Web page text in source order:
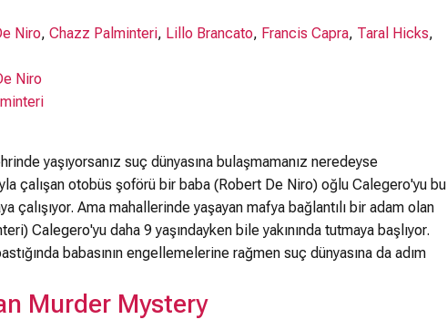
Niro, Chazz Palminteri, Lillo Brancato, Francis Capra, Taral Hicks,
Niro
yaşıyorsanız suç dünyasına bulaşmamanız neredeyse
çalışan otobüs şoförü bir baba (Robert De Niro) oğlu Calegero'yu bu
çalışıyor. Ama mahallerinde yaşayan mafya bağlantılı bir adam olan
Calegero'yu daha 9 yaşındayken bile yakınında tutmaya başlıyor.
babasının engellemelerine rağmen suç dünyasına da adım
Murder Mystery